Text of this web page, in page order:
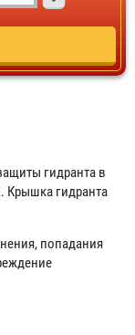
гидранта в
Крышка гидранта
попадания